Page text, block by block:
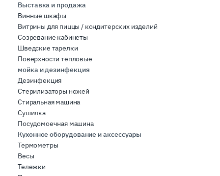
Выставка и продажа
Винные шкафы
Витрины для пиццы / кондитерских изделий
Созревание кабинеты
Шведские тарелки
Поверхности тепловые
мойка и дезинфекция
Дезинфекция
Стерилизаторы ножей
Стиральная машина
Сушилка
Посудомоечная машина
Кухонное оборудование и аксессуары
Термометры
Весы
Тележки